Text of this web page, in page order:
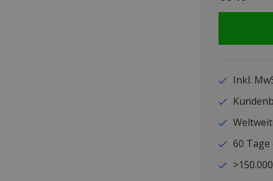
Inkl.
60